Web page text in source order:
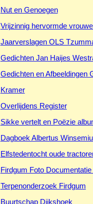
Nut en Genoegen
Vrijzinnig hervormde
Jaarverslagen OLS
Gedichten Jan Haijes
Gedichten en Afbeeldingen
Kramer
Overlijdens Register
Sikke vertelt en Poëzie
Dagboek Albertus
Elfstedentocht oude
Firdgum Foto
Terpenonderzoek Firdgum
Buurtschap Dijkshoek